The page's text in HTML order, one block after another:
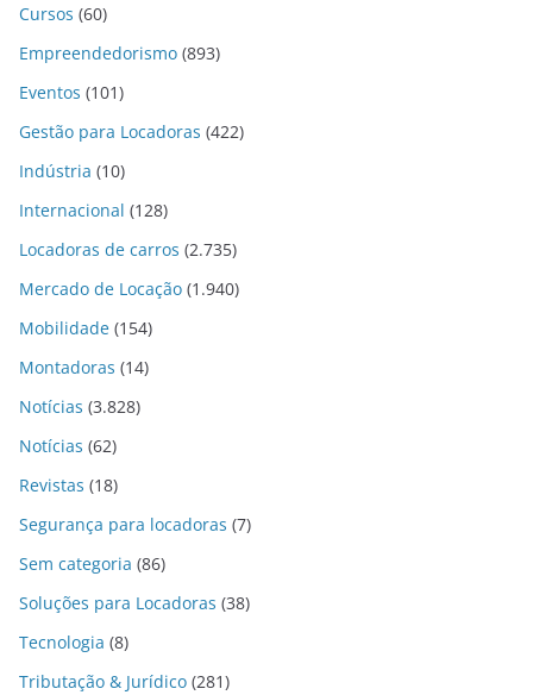
Cursos (60)
Empreendedorismo (893)
Eventos (101)
Gestão para Locadoras (422)
Indústria (10)
Internacional (128)
Locadoras de carros (2.735)
Mercado de Locação (1.940)
Mobilidade (154)
Montadoras (14)
Notícias (3.828)
Notícias (62)
Revistas (18)
Segurança para locadoras (7)
Sem categoria (86)
Soluções para Locadoras (38)
Tecnologia (8)
Tributação & Jurídico (281)